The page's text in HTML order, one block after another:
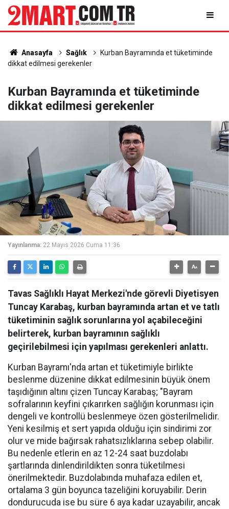
Anasayfa Sağlık
Kurban Bayramında et tüketiminde
dikkat edilmesi gerekenler
Kurban Bayramında et tüketiminde
dikkat edilmesi gerekenler
Yayınlanma: 22 Mayıs 2026 Cuma 11:36
Tavas Sağlıklı Hayat Merkezi'nde görevli Diyetisyen
Tuncay Karabaş, kurban bayramında artan et ve tatlı
tüketiminin sağlık sorunlarına yol açabileceğini
belirterek, kurban bayramının sağlıklı
geçirilebilmesi için yapılması gerekenleri anlattı.
Kurban Bayramı'nda artan et tüketimiyle birlikte
beslenme düzenine dikkat edilmesinin büyük önem
taşıdığının altını çizen Tuncay Karabaş; "Bayram
sofralarının keyfini çıkarırken sağlığın korunması için
dengeli ve kontrollü beslenmeye özen gösterilmelidir.
Yeni kesilmiş et sert yapıda olduğu için sindirimi zor
olur ve mide bağırsak rahatsızlıklarına sebep olabilir.
Bu nedenle etlerin en az 12-24 saat buzdolabı
şartlarında dinlendirildikten sonra tüketilmesi
önerilmektedir. Buzdolabında muhafaza edilen et,
ortalama 3 gün boyunca tazeliğini koruyabilir. Derin
dondurucuda ise bu süre 6 aya kadar uzayabilir, ancak